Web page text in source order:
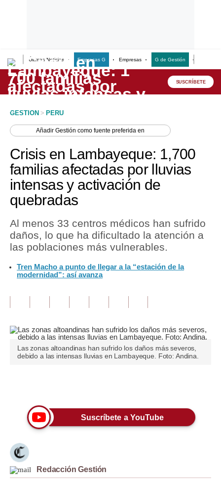
Últimas Noticias Empresas G Empresas G de Gestión
Lo último
Peru Quiosco
Economía
Mercados
Perú
Política
Tu Dinero
Inmobiliarias
Editorial
Pregunta de hoy
Lujo
Moda
Estilos
SUSCRÍBETE
GESTION > PERU
AñadirGestión como fuente preferida en
Crisis en Lambayeque: 1,700
familias afectadas por lluvias
intensas y activación de
quebradas
Al menos 33 centros médicos han sufrido
daños, lo que ha dificultado la atención a
las poblaciones más vulnerables.
Tren Macho a punto de llegar a la “estación de la
modernidad”: así avanza
Las zonas altoandinas han sufrido los daños más severos,
debido a las intensas lluvias en Lambayeque. Foto: Andina.
Suscríbete a YouTube
Redacción Gestión